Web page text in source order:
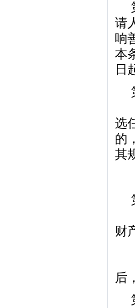
请
响
本
日
选
的
其
财
后